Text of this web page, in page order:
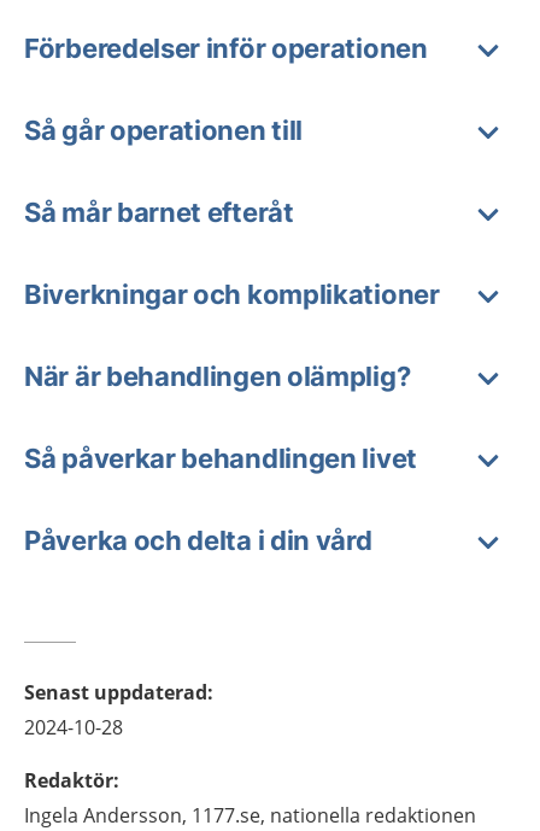
Förberedelser inför operationen
Så går operationen till
Så mår barnet efteråt
Biverkningar och komplikationer
När är behandlingen olämplig?
Så påverkar behandlingen livet
Påverka och delta i din vård
Senast uppdaterad:
2024-10-28
Redaktör:
Ingela Andersson, 1177.se, nationella redaktionen